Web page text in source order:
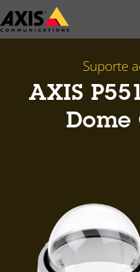
Pular
para
Suporte
AXIS
Dome